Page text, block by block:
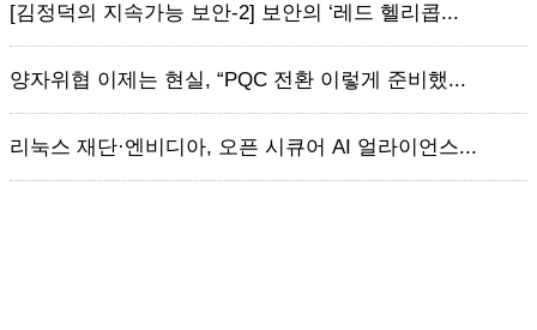
[김정덕의 지속가능 보안-2] 보안의 ‘레드 헬리콥...
양자위협 이제는 현실, “PQC 전환 이렇게 준비했...
리눅스 재단·엔비디아, 오픈 시큐어 AI 얼라이언스...